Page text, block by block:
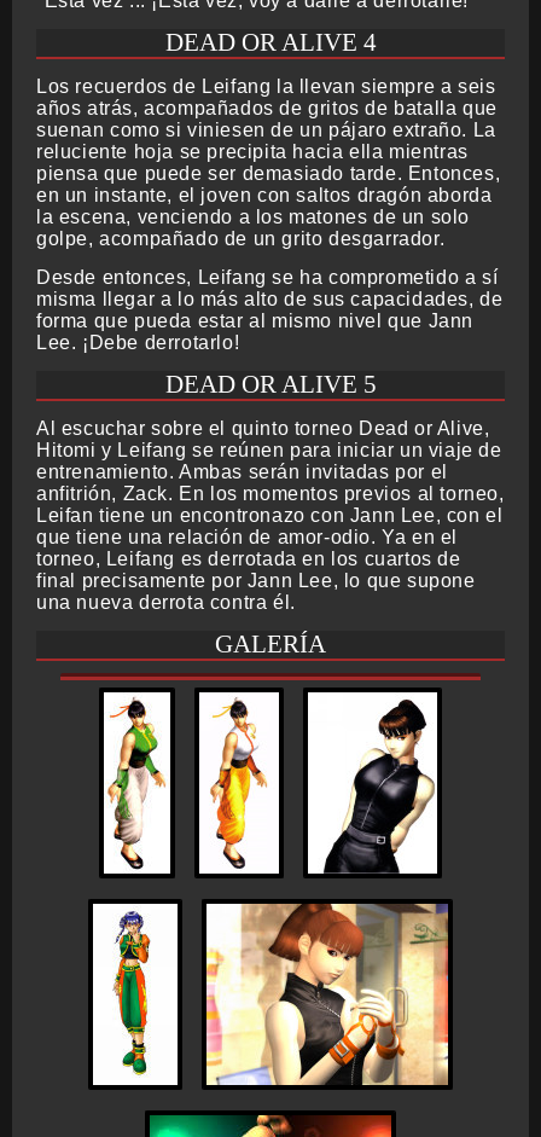
DEAD OR ALIVE 4
Los recuerdos de Leifang la llevan siempre a seis
años atrás, acompañados de gritos de batalla que
suenan como si viniesen de un pájaro extraño. La
reluciente hoja se precipita hacia ella mientras
piensa que puede ser demasiado tarde. Entonces,
en un instante, el joven con saltos dragón aborda
la escena, venciendo a los matones de un solo
golpe, acompañado de un grito desgarrador.
Desde entonces, Leifang se ha comprometido a sí
misma llegar a lo más alto de sus capacidades, de
forma que pueda estar al mismo nivel que Jann
Lee. ¡Debe derrotarlo!
DEAD OR ALIVE 5
Al escuchar sobre el quinto torneo Dead or Alive,
Hitomi y Leifang se reúnen para iniciar un viaje de
entrenamiento. Ambas serán invitadas por el
anfitrión, Zack. En los momentos previos al torneo,
Leifan tiene un encontronazo con Jann Lee, con el
que tiene una relación de amor-odio. Ya en el
torneo, Leifang es derrotada en los cuartos de
final precisamente por Jann Lee, lo que supone
una nueva derrota contra él.
GALERÍA